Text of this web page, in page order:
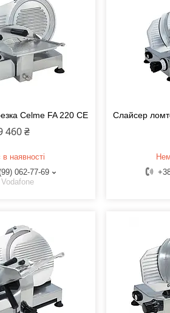
Celme FA 220 CE
460 ₴
наявності
062-77-69
Vodafone
Слайсер